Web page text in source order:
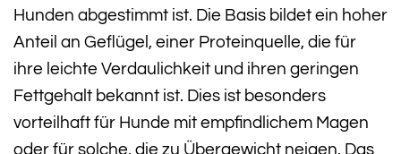
Hunden abgestimmt ist. Die Basis bildet ein hoher
Anteil an Geflügel, einer Proteinquelle, die für
ihre leichte Verdaulichkeit und ihren geringen
Fettgehalt bekannt ist. Dies ist besonders
vorteilhaft für Hunde mit empfindlichem Magen
oder für solche, die zu Übergewicht neigen. Das